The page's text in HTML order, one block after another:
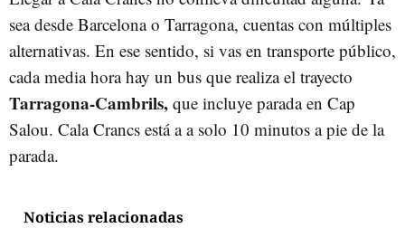
sea desde Barcelona o Tarragona, cuentas con múltiples
alternativas. En ese sentido, si vas en transporte público,
cada media hora hay un bus que realiza el trayecto
Tarragona-Cambrils, que incluye parada en Cap
Salou. Cala Crancs está a a solo 10 minutos a pie de la
parada.
Noticias relacionadas